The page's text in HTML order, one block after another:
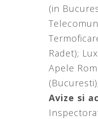
(in
Radet);
Apele
Avize si